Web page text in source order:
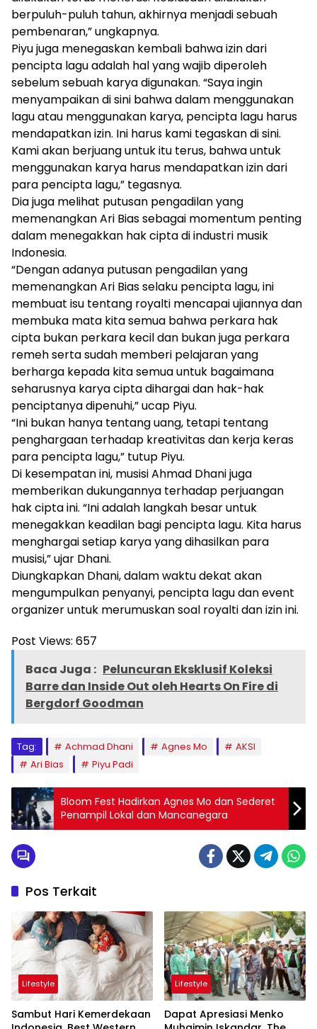
berpuluh-puluh tahun, akhirnya menjadi sebuah
pembenaran,” ungkapnya.
Piyu juga menegaskan kembali bahwa izin dari
pencipta lagu adalah hal yang wajib diperoleh
sebelum sebuah karya digunakan. “Saya ingin
menyampaikan di sini bahwa dalam menggunakan
lagu atau menggunakan karya, pencipta lagu harus
mendapatkan izin. Ini harus kami tegaskan di sini.
Kami akan berjuang untuk itu terus, bahwa untuk
menggunakan karya harus mendapatkan izin dari
para pencipta lagu,” tegasnya.
Dia juga melihat putusan pengadilan yang
memenangkan Ari Bias sebagai momentum penting
dalam menegakkan hak cipta di industri musik
Indonesia.
“Dengan adanya putusan pengadilan yang
memenangkan Ari Bias selaku pencipta lagu, ini
membuat isu tentang royalti mencapai ujiannya dan
membuka mata kita semua bahwa perkara hak
cipta bukan perkara kecil dan bukan juga perkara
remeh serta sudah memberi pelajaran yang
berharga kepada kita semua untuk bagaimana
seharusnya karya cipta dihargai dan hak-hak
penciptanya dipenuhi,” ucap Piyu.
“Ini bukan hanya tentang uang, tetapi tentang
penghargaan terhadap kreativitas dan kerja keras
para pencipta lagu,” tutup Piyu.
Di kesempatan ini, musisi Ahmad Dhani juga
memberikan dukungannya terhadap perjuangan
hak cipta ini. “Ini adalah langkah besar untuk
menegakkan keadilan bagi pencipta lagu. Kita harus
menghargai setiap karya yang dihasilkan para
musisi,” ujar Dhani.
Diungkapkan Dhani, dalam waktu dekat akan
mengumpulkan penyanyi, pencipta lagu dan event
organizer untuk merumuskan soal royalti dan izin ini.
Post Views: 657
Baca Juga : Peluncuran Eksklusif Koleksi
Barre dan Inside Out oleh Hearts On Fire di
Bergdorf Goodman
Tag: Achmad Dhani Agnes Mo
AKSI
Ari Bias
Piyu Padi
Bloom Fest Hadirkan Agnes Mo dan Sederet
Penampil Lokal dan Mancanegara
Pos Terkait
Lifestyle
Sambut Hari Kemerdekaan
Lifestyle
Dapat Apresiasi Menko